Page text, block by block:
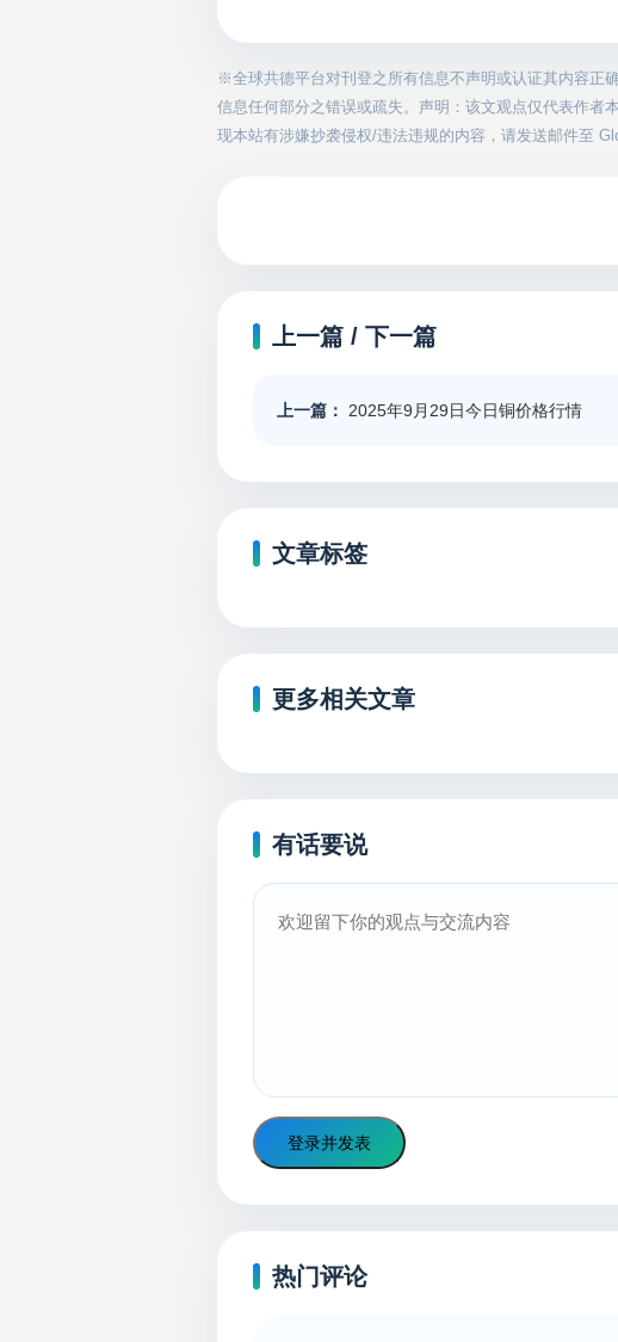
※全球共德平台对刊登之所有信息不声明或认证其内容正
信息任何部分之错误或疏失。声明：该文观点仅代表作者
现本站有涉嫌抄袭侵权/违法违规的内容，请发送邮件至
上一篇 / 下一篇
上一篇： 2025年9月29日今日铜价格行情
文章标签
更多相关文章
有话要说
登录并发表
热门评论